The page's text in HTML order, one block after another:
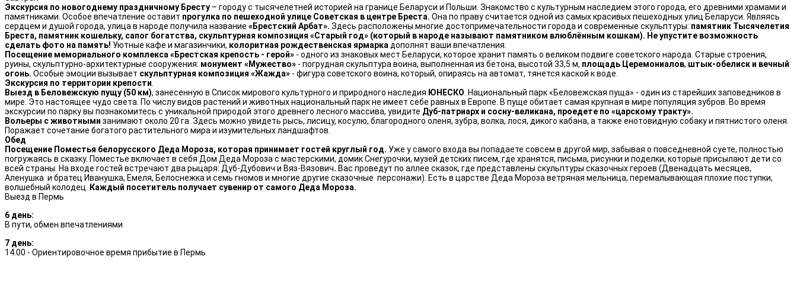
Экскурсия по новогоднему праздничному Бресту – городу с тысячелетней историей на границе Беларуси и Польши. Знакомство с культурным наследием этого города, его древними храмами и
памятниками. Особое впечатление оставит прогулка по пешеходной улице Советская в центре Бреста. Она по праву считается одной из самых красивых пешеходных улиц Беларуси. Являясь
сердцем и душой города, улица в народе получила название «Брестский Арбат». Здесь расположены многие достопримечательности города и современные скульптуры: памятник Тысячелетия
Бреста, памятник кошельку, сапог богатства, скульптурная композиция «Старый год» (который в народе называют памятником влюблённым кошкам). Не упустите возможность
сделать фото на память! Уютные кафе и магазинчики, колоритная рождественская ярмарка дополнят ваши впечатления.
Посещение мемориального комплекса «Брестская крепость - герой» - одного из знаковых мест Беларуси, которое хранит память о великом подвиге советского народа. Старые строения,
руины, скульптурно-архитектурные сооружения: монумент «Мужество» - погрудная скульптура воина, выполненная из бетона, высотой 33,5 м, площадь Церемониалов, штык-обелиск и вечный
огонь. Особые эмоции вызывает скульптурная композиция «Жажда» - фигура советского воина, который, опираясь на автомат, тянется каской к воде.
Экскурсия по территории крепости
Выезд в Беловежскую пущу (50 км), занесенную в Список мирового культурного и природного наследия ЮНЕСКО . Национальный парк «Беловежская пуща» - один из старейших заповедников в
мире. Это настоящее чудо света. По числу видов растений и животных национальный парк не имеет себе равных в Европе. В пуще обитает самая крупная в мире популяция зубров. Во время
экскурсии по парку вы познакомитесь с уникальной природой этого древнего лесного массива, увидите Дуб-патриарх и сосну-великана, проедете по «царскому тракту».
Вольеры с животными занимают около 20 га. Здесь можно увидеть рысь, лисицу, косулю, благородного оленя, зубра, волка, лося, дикого кабана, а также енотовидную собаку и пятнистого оленя.
Поражает сочетание богатого растительного мира и изумительных ландшафтов.
Обед
Посещение Поместья белорусского Деда Мороза, которая принимает гостей круглый год. Уже у самого входа вы попадаете совсем в другой мир, забывая о повседневной суете, полностью
погружаясь в сказку. Поместье включает в себя Дом Деда Мороза с мастерскими, домик Снегурочки, музей детских писем, где хранятся, письма, рисунки и поделки, которые присылают дети со
всей страны. На входе гостей встречают два рыцаря: Дуб-Дубович и Вяз-Вязович. Вас проведут по аллее сказок, где представлены скульптуры сказочных героев (Двенадцать месяцев,
Аленушка и братец Иванушка, Емеля, Белоснежка и семь гномов и многие другие сказочные персонажи). Есть в царстве Деда Мороза ветряная мельница, перемалывающая плохие поступки,
волшебный колодец.
Каждый посетитель получает сувенир от самого Деда Мороза.
Выезд в Пермь
6 день:
В пути, обмен впечатлениями
7 день:
14.00 - Ориентировочное время прибытие в Пермь